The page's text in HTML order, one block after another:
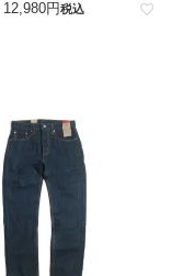
12,980 税込